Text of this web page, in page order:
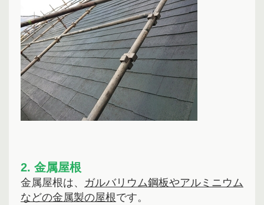
2. 金属屋根
金属屋根は、 ガルバリウム鋼板やアルミニウム
などの金属製の屋根です。